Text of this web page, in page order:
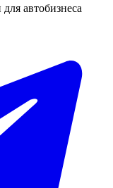
автобизнеса